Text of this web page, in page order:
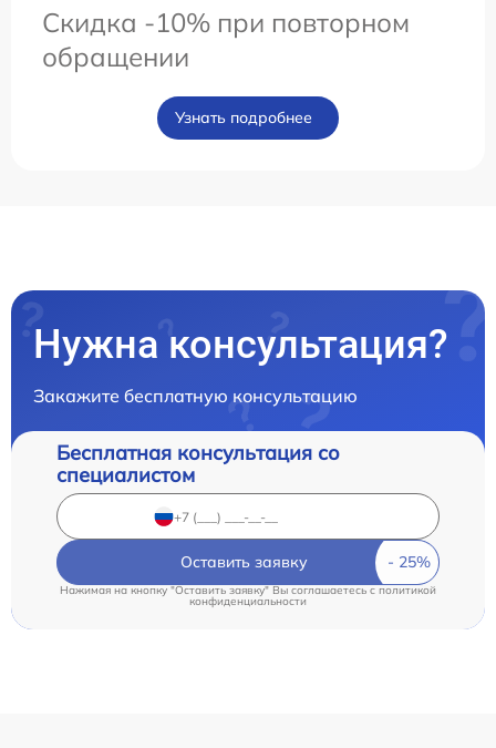
Скидка -10% при повторном
обращении
Узнать подробнее
Нужна консультация?
Закажите бесплатную консультацию
Бесплатная консультация со
специалистом
Оставить заявку
Нажимая на кнопку "Оставить заявку" Вы соглашаетесь cполитикой
конфиденциальности